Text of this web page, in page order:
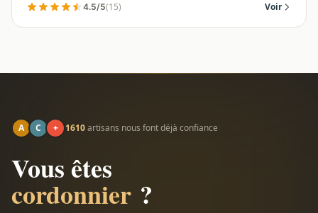
4.5/5(15) Voir
A C + 1610artisans nous font déjà confiance
Vous êtes
cordonnier ?